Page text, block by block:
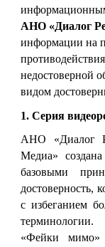
АНО «Диалог
информации на
недостоверной
видом
1. Серия
АНО «Диалог
Медиа»
базовыми
достоверность,
с избеганием
«Фейки мимо»